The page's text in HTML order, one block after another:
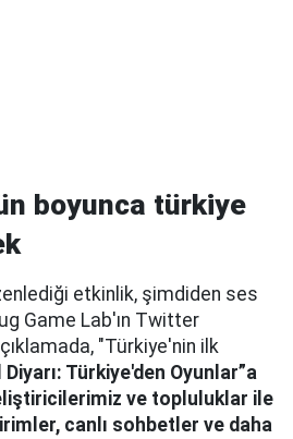
boyunca türkiye
etkinlik, şimdiden ses
Game Lab'ın Twitter
"Türkiye'nin ilk
Diyarı: Türkiye'den Oyunlar”a
ve topluluklar ile
canlı sohbetler ve daha